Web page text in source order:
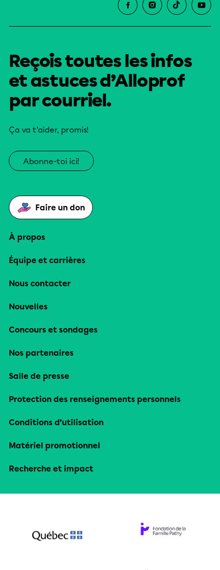
Reçois toutes les infos
et astuces d’Alloprof
par courriel.
Ça va t’aider, promis!
Abonne-toi ici!
Faire un don
À propos
Équipe et carrières
Nous contacter
Nouvelles
Concours et sondages
Nos partenaires
Salle de presse
Protection des renseignements personnels
Conditions d’utilisation
Matériel promotionnel
Recherche et impact